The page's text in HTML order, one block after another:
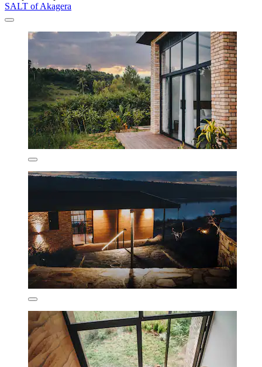
SALT of Akagera